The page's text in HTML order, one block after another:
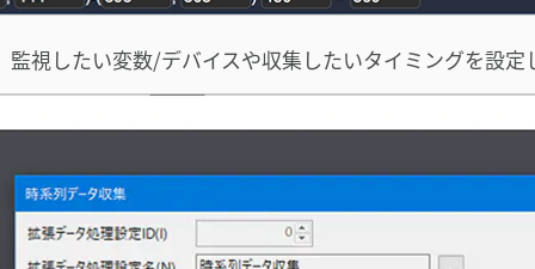
視したい変数/デバイスや収集したいタイミングを設定